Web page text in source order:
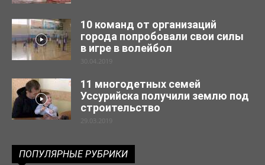
10 команд от организаций
города попробовали свои силы
в игре в волейбол
30.04.2019
11 многодетных семей
Уссурийска получили землю под
строительство
29.03.2019
ПОПУЛЯРНЫЕ РУБРИКИ